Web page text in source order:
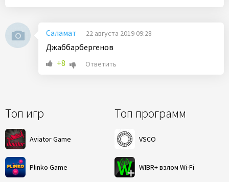
Топ игр
Aviator Game
Plinko Game
Топ программ
VSCO
WIBR+ взлом Wi-Fi
Саламат 22 августа 2019 09:28
Джаббарбергенов
+8
Ответить